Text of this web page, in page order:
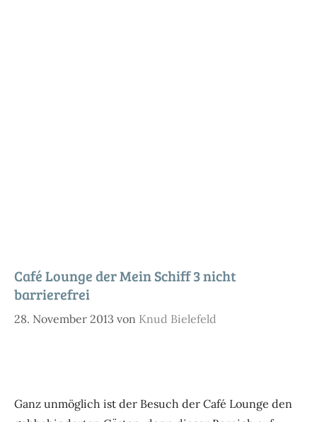
Café Lounge der Mein Schiff 3 nicht
barrierefrei
28. November 2013 von Knud Bielefeld
Ganz unmöglich ist der Besuch der Café Lounge den